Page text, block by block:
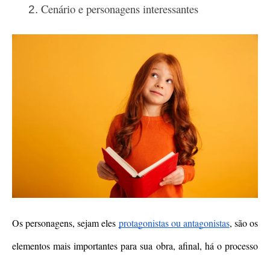
Cenário e personagens interessantes
Os personagens, sejam eles protagonistas ou antagonistas, são os
elementos mais importantes para sua obra, afinal, há o processo